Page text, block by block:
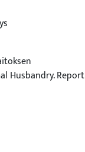
Husbandry. Report